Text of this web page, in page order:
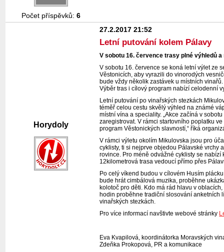
Počet příspěvků: 6
Horydoly
27.2.2017 21:52
Letní putování kolem Pálavy
V sobotu 16. července trasy plné výhledů
V sobotu 16. července se koná letní výlet ze
Věstonicích, aby vyrazili do vinorodých
bude vždy několik zastávek u místních
Výběr tras i cílový program nabízí celodenní
Letní putování po vinařských stezkách
téměř celou cestu skvělý výhled na známé
místní vína a speciality. „Akce začíná v
zaregistrovat. V rámci startovního poplatku
program Věstonických slavností,“ říká
V rámci výletu okolím Mikulovska jsou pro
cyklisty, ti si nejprve objedou Pálavské vrchy
rovince. Pro méně odvážné cyklisty se
12kilometrová trasa vedoucí přímo přes
Po celý víkend budou v cílovém Husím
bude hrát cimbálová muzika, proběhne
kolotoč pro děti. Kdo má rád hlavu v
hodin proběhne tradiční slosování anketních
vinařských stezkách.
Pro více informací navštivte webové stránky
Eva Kvapilová, koordinátorka Moravských
Zdeňka Prokopová, PR a komunikace